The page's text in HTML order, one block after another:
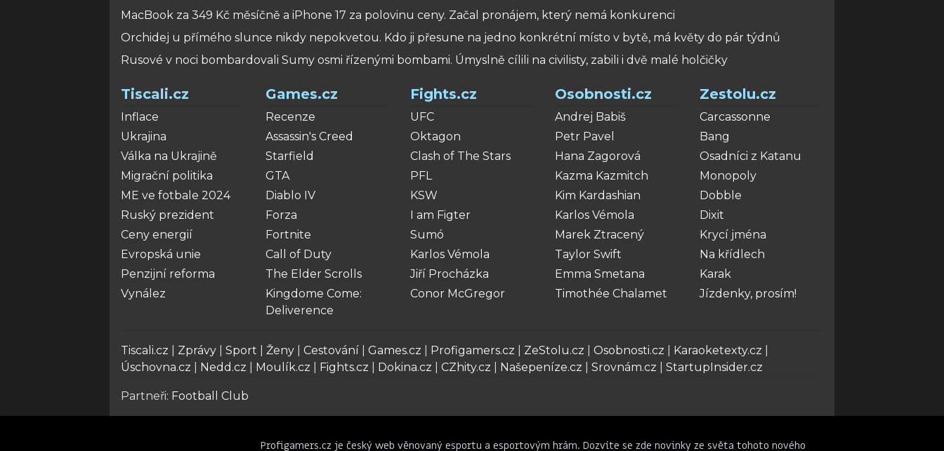
MacBook za 349 Kč měsíčně a iPhone 17 za polovinu ceny. Začal pronájem, který nemá konkurenci
Orchidej u přímého slunce nikdy nepokvetou. Kdo ji přesune na jedno konkrétní místo v bytě, má květy do pár týdnů
Rusové v noci bombardovali Sumy osmi řízenými bombami. Úmyslně cílili na civilisty, zabili i dvě malé holčičky
Tiscali.cz
Inflace
Ukrajina
Válka na Ukrajině
Migrační politika
ME ve fotbale 2024
Ruský prezident
Ceny energií
Evropská unie
Penzijní reforma
Vynález
Games.cz
Recenze
Assassin's Creed
Starfield
GTA
Diablo IV
Forza
Fortnite
Call of Duty
The Elder Scrolls
Kingdome Come:
Deliverence
Fights.cz
UFC
Oktagon
Clash of The Stars
PFL
KSW
I am Figter
Sumó
Karlos Vémola
Jiří Procházka
Conor McGregor
Osobnosti.cz
Andrej Babiš
Petr Pavel
Hana Zagorová
Kazma Kazmitch
Kim Kardashian
Karlos Vémola
Marek Ztracený
Taylor Swift
Emma Smetana
Timothée Chalamet
Zestolu.cz
Carcassonne
Bang
Osadníci z Katanu
Monopoly
Dobble
Dixit
Krycí jména
Na křídlech
Karak
Jízdenky, prosím!
Tiscali.cz Zprávy Sport Ženy Cestování Games.cz Profigamers.cz ZeStolu.cz Osobnosti.cz Karaoketexty.cz
Úschovna.cz
Nedd.cz Moulík.cz Fights.cz Dokina.cz CZhity.cz Našepeníze.cz Srovnám.cz StartupInsider.cz
Partneři: Football Club
Profigamers.cz je český web věnovaný esportu a esportovým hrám. Dozvíte se zde novinky ze světa tohoto nového